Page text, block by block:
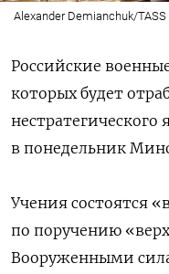
Alexander Demianchuk/TASS
Российские
которых будет
в понедельник
Учения состоятся
по поручению
Вооруженными